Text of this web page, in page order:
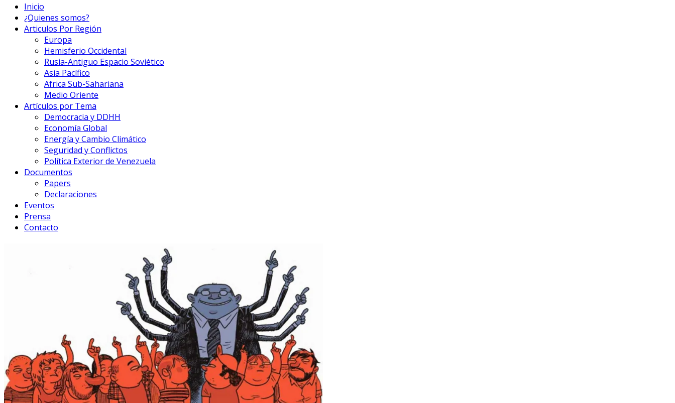
Inicio
¿Quienes somos?
Articulos Por Región
Europa
Hemisferio Occidental
Rusia-Antiguo Espacio Soviético
Asia Pacífico
Africa Sub-Sahariana
Medio Oriente
Artículos por Tema
Democracia y DDHH
Economía Global
Energía y Cambio Climático
Seguridad y Conflictos
Política Exterior de Venezuela
Documentos
Papers
Declaraciones
Eventos
Prensa
Contacto